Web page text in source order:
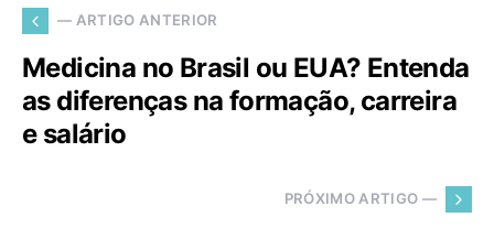
— ARTIGO ANTERIOR
Medicina no Brasil ou EUA? Entenda
as diferenças na formação, carreira
e salário
PRÓXIMO ARTIGO —